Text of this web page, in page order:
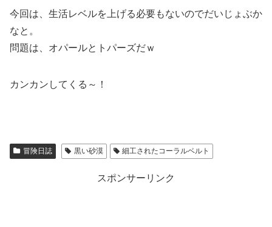
今回は、生活レベルを上げる必要もないのでだいじょぶか
なと。
問題は、オパールとトパーズだｗ
カンカンしてくる～！
冒険日誌 黒い砂漠 細工されたコーラルベルト
スポンサーリンク